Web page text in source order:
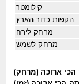
קילומטר
מרחק לירח
מרחק לשמש